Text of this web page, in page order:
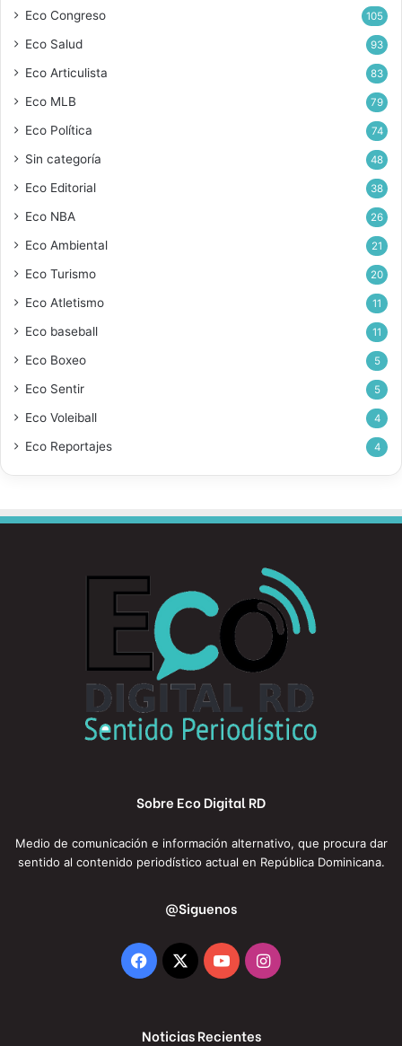
Eco Congreso 105
Eco Salud 93
Eco Articulista 83
Eco MLB 79
Eco Política 74
Sin categoría 48
Eco Editorial 38
Eco NBA 26
Eco Ambiental 21
Eco Turismo 20
Eco Atletismo 11
Eco baseball 11
Eco Boxeo 5
Eco Sentir 5
Eco Voleiball 4
Eco Reportajes 4
Sobre Eco Digital RD
Medio de comunicación e información alternativo, que procura dar
sentido al contenido periodístico actual en República Dominicana.
@Siguenos
Facebook
X YouTubeInstagram
Noticias Recientes